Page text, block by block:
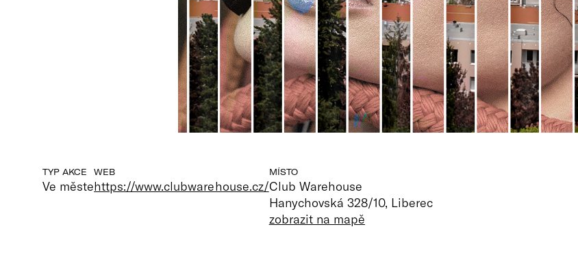
TYP AKCE
Ve měste
WEB
https://www.clubwarehouse.cz/
MÍSTO
Club Warehouse
Hanychovská 328/10, Liberec
zobrazit na mapě